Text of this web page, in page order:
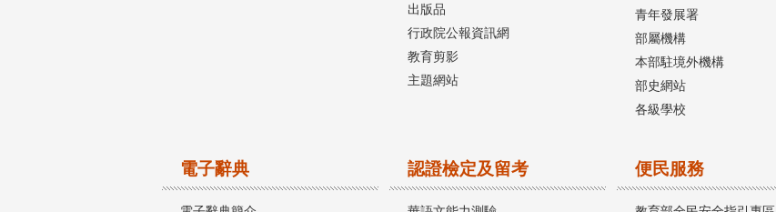
出版品
行政院公報資訊網
教育剪影
主題網站
青年發展署
部屬機構
本部駐境外機構
部史網站
各級學校
電子辭典 認證檢定及留考 便民服務